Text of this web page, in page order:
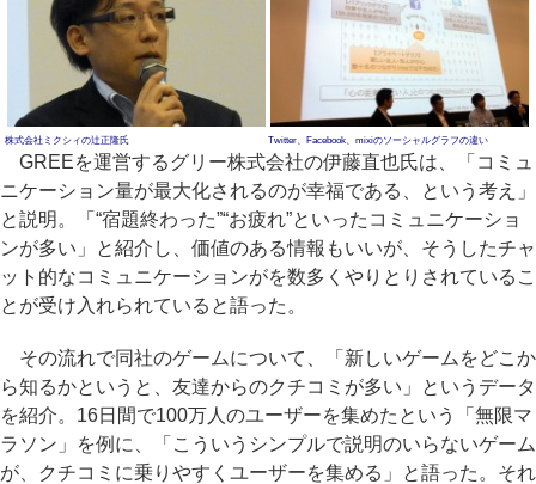
株式会社ミクシィの辻正隆氏 Twitter、Facebook、mixiのソーシャルグラフの違い
GREEを運営するグリー株式会社の伊藤直也氏は、「コミュ
ニケーション量が最大化されるのが幸福である、という考え」
と説明。「“宿題終わった”“お疲れ”といったコミュニケーショ
ンが多い」と紹介し、価値のある情報もいいが、そうしたチャ
ット的なコミュニケーションがを数多くやりとりされているこ
とが受け入れられていると語った。
その流れで同社のゲームについて、「新しいゲームをどこか
ら知るかというと、友達からのクチコミが多い」というデータ
を紹介。16日間で100万人のユーザーを集めたという「無限マ
ラソン」を例に、「こういうシンプルで説明のいらないゲーム
が、クチコミに乗りやすくユーザーを集める」と語った。それ